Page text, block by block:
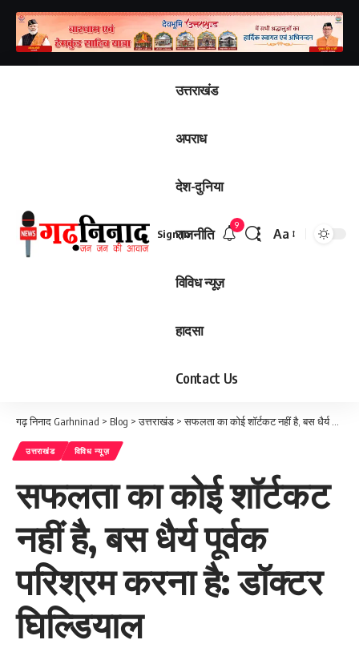
उत्तराखंड
अपराध
देश-दुनिया
राजनीति
विविध न्यूज़
हादसा
Contact Us
Sign In
9
Font
Aa
गढ़ निनाद Garhninad > Blog >उत्तराखंड >सफलता का कोई शॉर्टकट नहीं है, बस धैर्य पूर्वक परिश्रम करना है: डॉक्टर घिल्डियाल
उत्तराखंड विविध न्यूज़
सफलता का कोई शॉर्टकट
नहीं है, बस धैर्य पूर्वक
परिश्रम करना है: डॉक्टर
घिल्डियाल